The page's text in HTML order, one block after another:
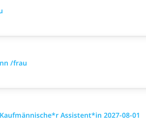
/frau
Assistent*in 2027-08-01